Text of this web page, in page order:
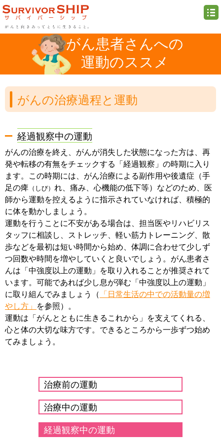
がん患者さんへの
運動のススメ
がんの治療過程と運動
経過観察中の運動
がんの治療を終え、がんが消失した状態になった方は、再
発や転移の有無をチェックする「経過観察」の時期に入り
ます。この時期には、がん治療による副作用や後遺症（手
足の痺 （しび） れ、痛み、心機能の低下等）などのため、医
師から運動を控えるように指示されていなければ、積極的
に体を動かしましょう。
運動を行うことに不安がある場合は、担当医やリハビリス
タッフに相談し、ストレッチ、軽い筋力トレーニング、散
歩などを最初は短い時間から始め、体調に合わせて少しず
つ回数や時間を増やしていくと良いでしょう。がん患者さ
んは「中強度以上の運動」を取り入れることが推奨されて
います。可能であれば少し息が弾む「中強度以上の運動」
に取り組んでみましょう（ 「日常生活の中での活動量の増
やし方」 を参照）。
運動は「がんとともに生きるこれから」を支えてくれる、
心と体の大切な味方です。できるところから一歩ずつ始め
てみましょう。
治療前の運動
治療中の運動
経過観察中の運動